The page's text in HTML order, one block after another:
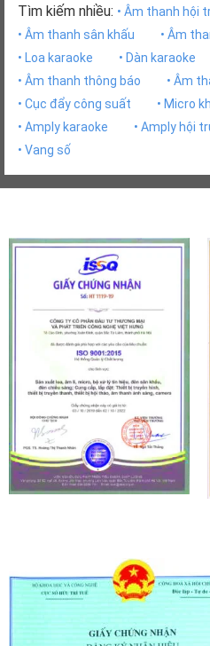
Tìm kiếm nhiều: • Âm thanh hội
• Âm thanh sân khấu
• Âm
• Loa karaoke
• Dàn karaoke
• Âm thanh thông báo
• Âm
• Cục đẩy công suất
• Micro
• Amply karaoke
• Amply hội
• Vang số